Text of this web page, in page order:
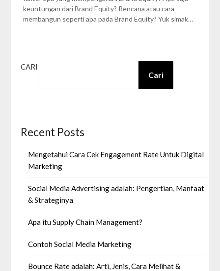
keuntungan dari Brand Equity? Rencana atau cara
membangun seperti apa pada Brand Equity? Yuk simak…
CARI
Cari
Recent Posts
Mengetahui Cara Cek Engagement Rate Untuk Digital
Marketing
Social Media Advertising adalah: Pengertian, Manfaat
& Strateginya
Apa itu Supply Chain Management?
Contoh Social Media Marketing
Bounce Rate adalah: Arti, Jenis, Cara Melihat &